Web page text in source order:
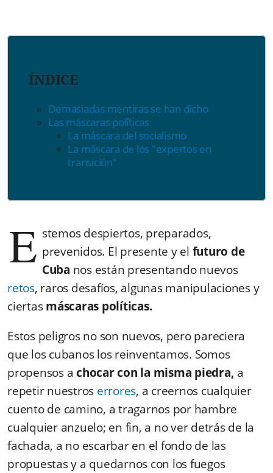
ÍNDICE
Demasiadas mentiras se han dicho
Las máscaras políticas
La máscara del socialismo
La máscara de los "expertos en
transición"
E stemos despiertos, preparados,
prevenidos. El presente y el futuro de
Cuba nos están presentando nuevos
retos, raros desafíos, algunas manipulaciones y
ciertasmáscaras políticas.
Estos peligros no son nuevos, pero pareciera
que los cubanos los reinventamos. Somos
propensos a chocar con la misma piedra, a
repetir nuestros errores, a creernos cualquier
cuento de camino, a tragarnos por hambre
cualquier anzuelo; en fin, a no ver detrás de la
fachada, a no escarbar en el fondo de las
propuestas y a quedarnos con los fuegos